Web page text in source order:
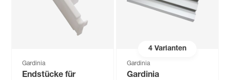
Gardinia
Endstücke für
4Varianten
Gardinia
Gardinia